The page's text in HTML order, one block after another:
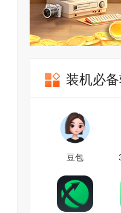
装机必
豆包